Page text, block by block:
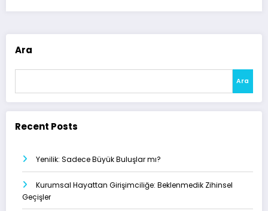
Ara
Ara
Recent Posts
Yenilik: Sadece Büyük Buluşlar mı?
Kurumsal Hayattan Girişimciliğe: Beklenmedik Zihinsel
Geçişler